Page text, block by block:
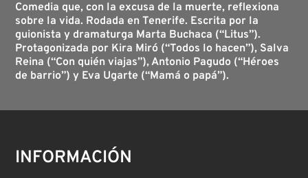
Comedia que, con la excusa de la muerte, reflexiona
sobre la vida. Rodada en Tenerife. Escrita por la
guionista y dramaturga Marta Buchaca (“Litus”).
Protagonizada por Kira Miró (“Todos lo hacen”), Salva
Reina (“Con quién viajas”), Antonio Pagudo (“Héroes
de barrio”) y Eva Ugarte (“Mamá o papá”).
INFORMACIÓN